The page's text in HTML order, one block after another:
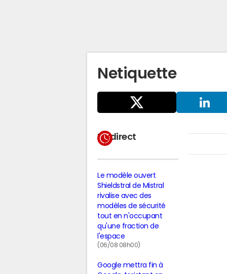
Netiquette
En direct
Le modèle ouvert
Shieldstral de Mistral
rivalise avec des
modèles de sécurité
tout en n'occupant
qu'une fraction de
l'espace
(06/08 08h00)
Google mettra fin à